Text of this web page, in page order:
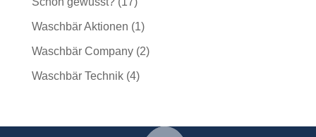
Waschbär Aktionen (1)
Waschbär Company(2)
Waschbär Technik(4)